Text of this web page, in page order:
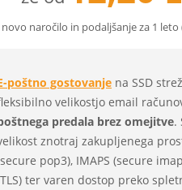
novo naročilo in podaljšanje za 1 leto
poštno gostovanje na SSD
velikostjo email
predala brez omejitve.
znotraj zakupljenega
pop3), IMAPS (secure
ter varen dostop preko